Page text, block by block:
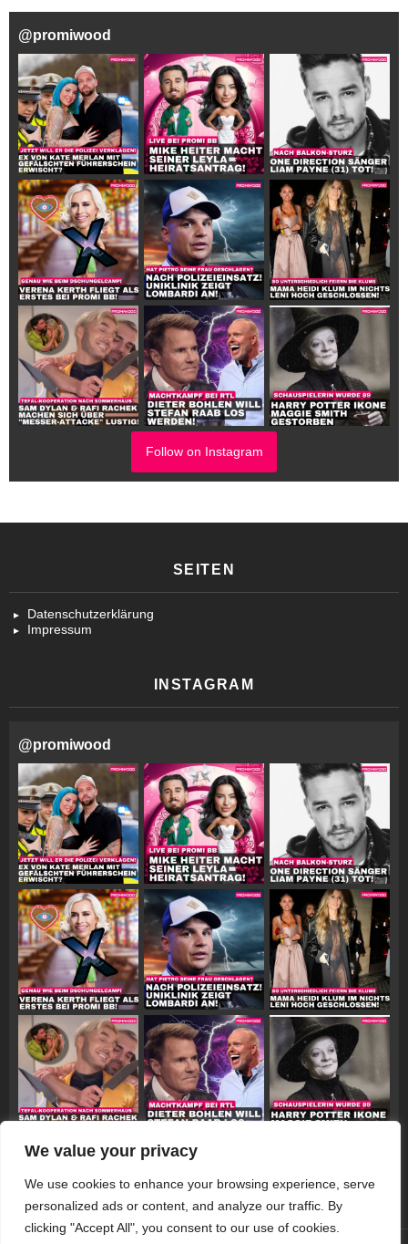
We value your privacy
We use cookies to enhance your browsing experience, serve
personalized ads or content, and analyze our traffic. By
clicking "Accept All", you consent to our use of cookies.
@promiwood
Follow on Instagram
SEITEN
Datenschutzerklärung
Impressum
INSTAGRAM
@promiwood
Follow on Instagram